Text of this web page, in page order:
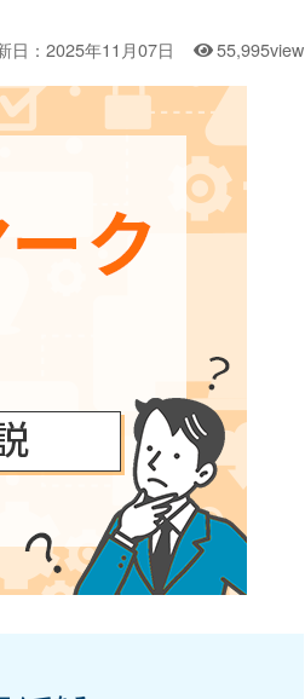
日：2025年11月07日 55,995view